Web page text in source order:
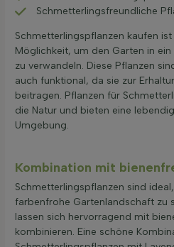
Schmetterlingsfreundliche
Schmetterlingspflanzen kaufen
Möglichkeit, um den Garten in
zu verwandeln. Diese Pflanzen
auch funktional, da sie zur
beitragen. Pflanzen für
die Natur und bieten eine
Umgebung.
Kombination mit
Schmetterlingspflanzen sind
farbenfrohe Gartenlandschaft zu
lassen sich hervorragend mit
kombinieren. Eine schöne